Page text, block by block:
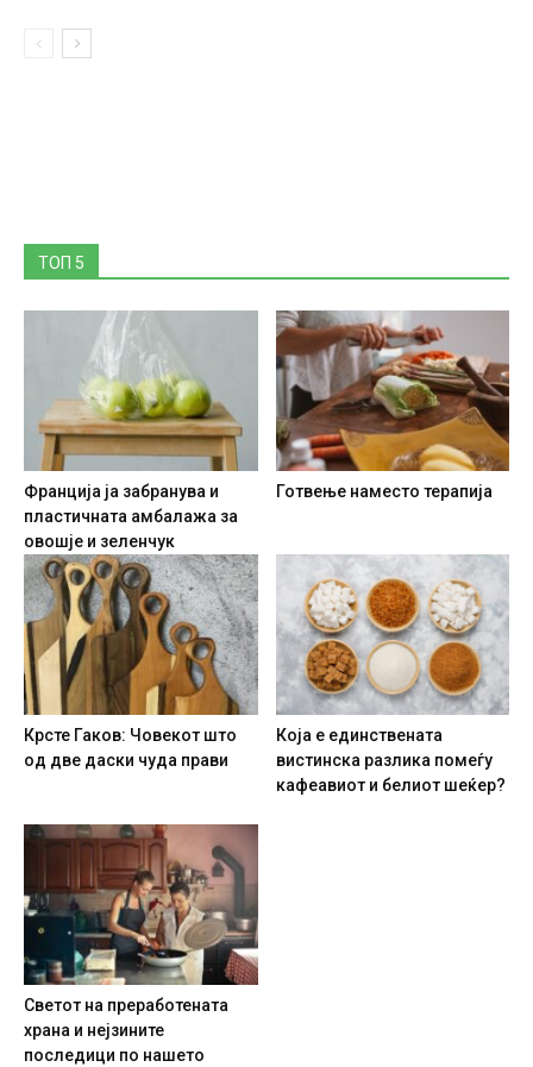
ТОП 5
Франција ја забранува и
пластичната амбалажа за
овошје и зеленчук
Готвење наместо терапија
Крсте Гаков: Човекот што
од две даски чуда прави
Која е единствената
вистинска разлика помеѓу
кафеавиот и белиот шеќер?
Светот на преработената
храна и нејзините
последици по нашето